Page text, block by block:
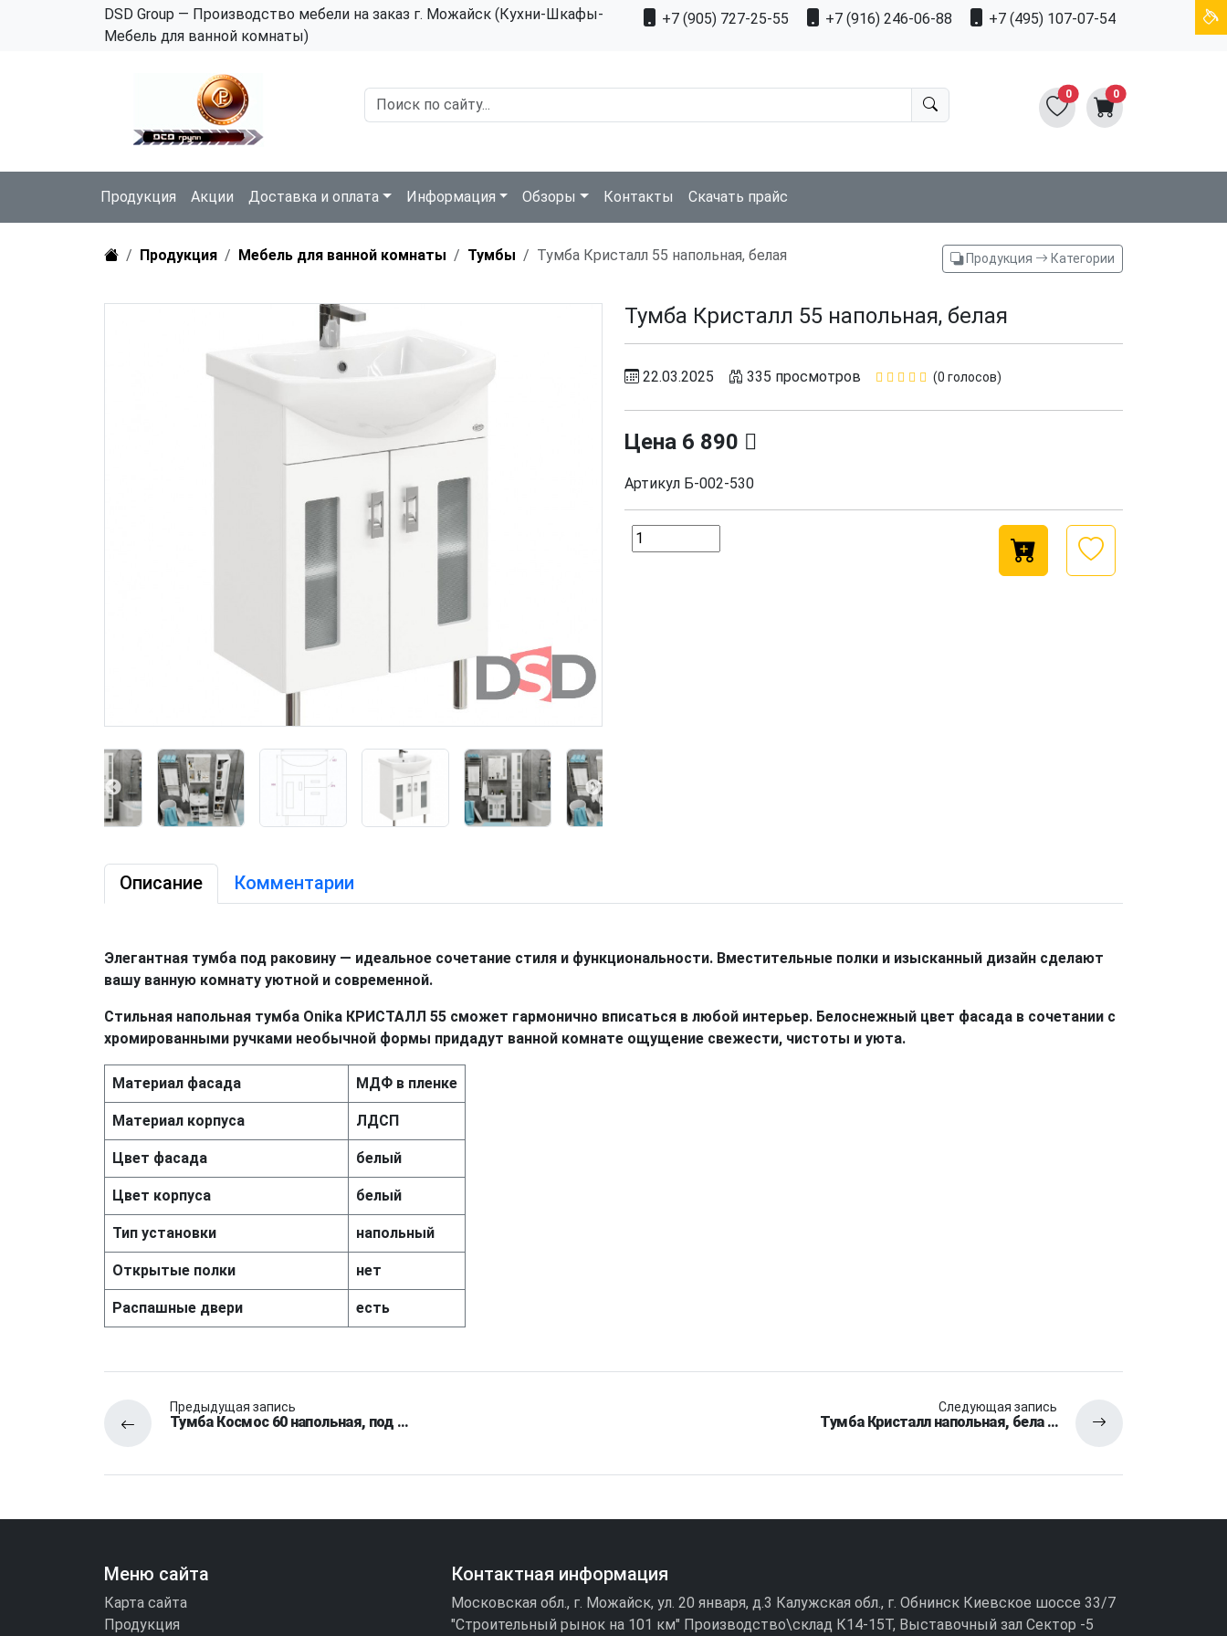
DSD Group — Производство мебели на заказ г. Можайск (Кухни-Шкафы-
Мебель для ванной комнаты)
+7 (905) 727-25-55 +7 (916) 246-06-88 +7 (495) 107-07-54
0 0
Продукция Акции Доставка и оплата Информация Обзоры Контакты Скачать прайс
Продукция Мебель для ванной комнаты Тумбы Тумба Кристалл 55 напольная, белая Продукция Категории
Тумба Кристалл 55 напольная, белая
22.03.2025 335 просмотров (0 голосов)
Цена 6 890
Артикул Б-002-530
Описание Комментарии
Элегантная тумба под раковину — идеальное сочетание стиля и функциональности. Вместительные полки и изысканный дизайн сделают
вашу ванную комнату уютной и современной.
Стильная напольная тумба Onika КРИСТАЛЛ 55 сможет гармонично вписаться в любой интерьер. Белоснежный цвет фасада в сочетании с
хромированными ручками необычной формы придадут ванной комнате ощущение свежести, чистоты и уюта.
Материал фасада МДФ в пленке
Материал корпуса ЛДСП
Цвет фасада белый
Цвет корпуса белый
Тип установки напольный
Открытые полки нет
Распашные двери есть
Предыдущая запись
Тумба Космос 60 напольная, под …
Следующая запись
Тумба Кристалл напольная, бела …
Меню сайта
Карта сайта
Продукция
Контактная информация
Московская обл., г. Можайск, ул. 20 января, д.3 Калужская обл., г. Обнинск Киевское шоссе 33/7
"Строительный рынок на 101 км" Производство\склад К14-15Т, Выставочный зал Сектор -5